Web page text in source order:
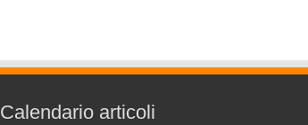
Calendario articoli